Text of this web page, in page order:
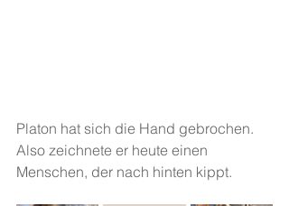
Platon hat sich die Hand gebrochen.
Also zeichnete er heute einen
Menschen, der nach hinten kippt.